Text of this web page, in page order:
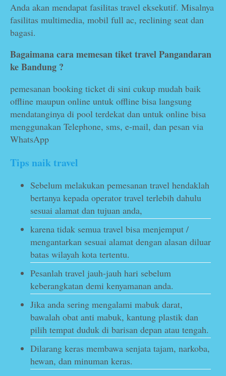
Anda akan mendapat fasilitas travel eksekutif. Misalnya
fasilitas multimedia, mobil full ac, reclining seat dan
bagasi.
Bagaimana cara memesan tiket travel Pangandaran
ke Bandung ?
pemesanan booking ticket di sini cukup mudah baik
offline maupun online untuk offline bisa langsung
mendatanginya di pool terdekat dan untuk online bisa
menggunakan Telephone, sms, e-mail, dan pesan via
WhatsApp
Tips naik travel
Sebelum melakukan pemesanan travel hendaklah
bertanya kepada operator travel terlebih dahulu
sesuai alamat dan tujuan anda,
karena tidak semua travel bisa menjemput /
mengantarkan sesuai alamat dengan alasan diluar
batas wilayah kota tertentu.
Pesanlah travel jauh-jauh hari sebelum
keberangkatan demi kenyamanan anda.
Jika anda sering mengalami mabuk darat,
bawalah obat anti mabuk, kantung plastik dan
pilih tempat duduk di barisan depan atau tengah.
Dilarang keras membawa senjata tajam, narkoba,
hewan, dan minuman keras.